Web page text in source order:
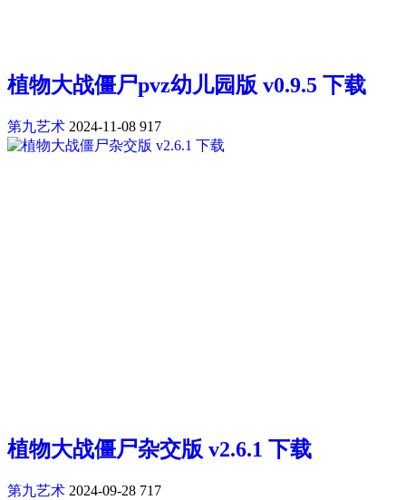
植物大战僵尸pvz幼儿园版 v0.9.5 下载
第九艺术 2024-11-08 917
植物大战僵尸杂交版 v2.6.1 下载
第九艺术 2024-09-28 717